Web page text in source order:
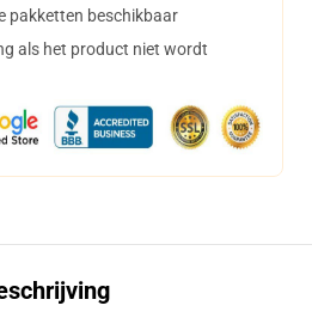
pakketten beschikbaar
als het product niet wordt